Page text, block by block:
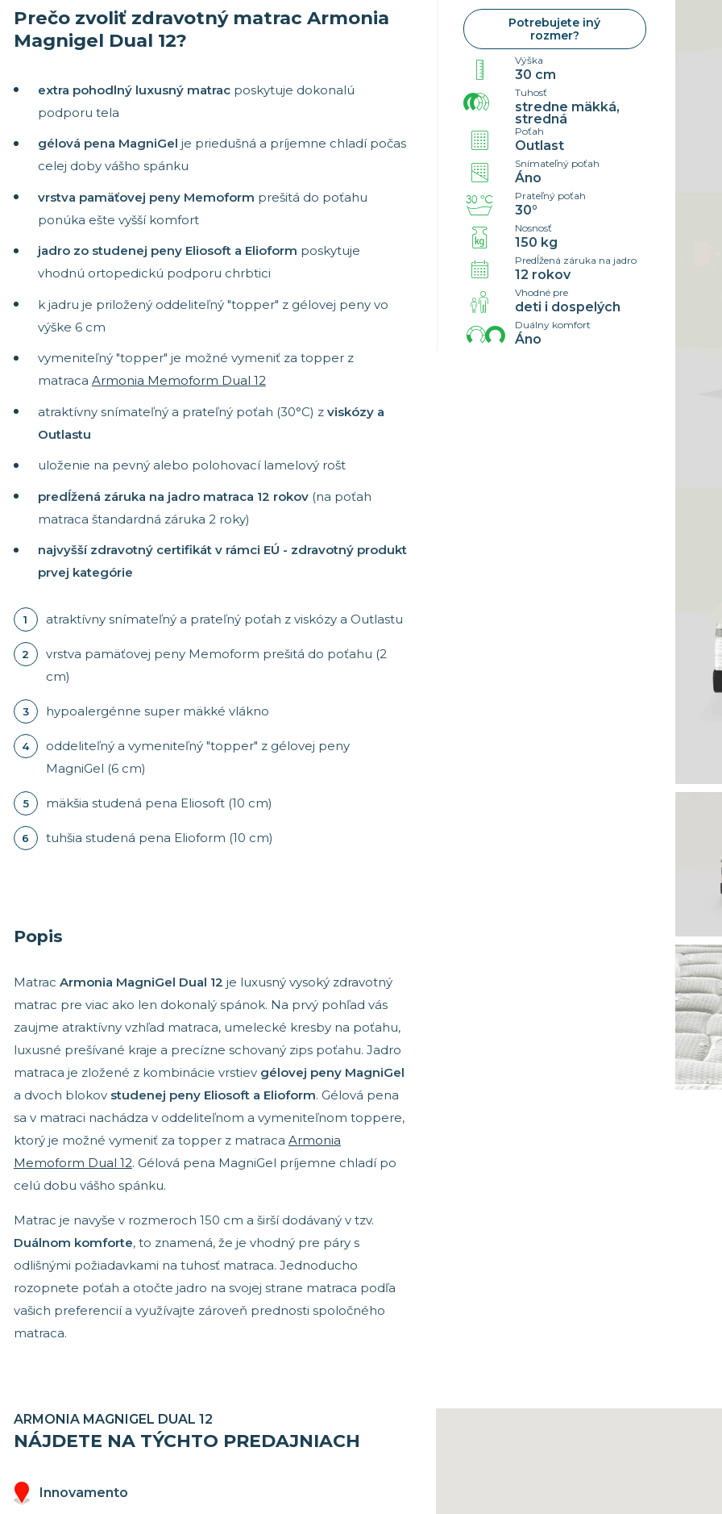
Stredne tuhé matrace
Tuhé matrace
Matrace 195×85 cm
Náhradné poťahy
Cenník
Prečo zvoliť zdravotný matrac Armonia
Magnigel Dual 12?
extra pohodlný luxusný matrac poskytuje dokonalú
podporu tela
gélová pena MagniGel je priedušná a príjemne chladí počas
celej doby vášho spánku
vrstva pamäťovej peny Memoform prešitá do poťahu
ponúka ešte vyšší komfort
jadro zo studenej peny Eliosoft a Elioform poskytuje
vhodnú ortopedickú podporu chrbtici
k jadru je priložený oddeliteľný "topper" z gélovej peny vo
výške 6 cm
vymeniteľný "topper" je možné vymeniť za topper z
matraca Armonia Memoform Dual 12
atraktívny snímateľný a prateľný poťah (30°C) z viskózy a
Outlastu
uloženie na pevný alebo polohovací lamelový rošt
predĺžená záruka na jadro matraca 12 rokov(na poťah
matraca štandardná záruka 2 roky)
najvyšší zdravotný certifikát v rámci EÚ - zdravotný produkt
prvej kategórie
atraktívny snímateľný a prateľný poťah z viskózy a Outlastu
vrstva pamäťovej peny Memoform prešitá do poťahu (2
cm)
hypoalergénne super mäkké vlákno
oddeliteľný a vymeniteľný "topper" z gélovej peny
MagniGel (6 cm)
mäkšia studená pena Eliosoft (10 cm)
tuhšia studená pena Elioform (10 cm)
Popis
Matrac Armonia MagniGel Dual 12 je luxusný vysoký zdravotný
matrac pre viac ako len dokonalý spánok. Na prvý pohľad vás
zaujme atraktívny vzhľad matraca, umelecké kresby na poťahu,
luxusné prešívané kraje a precízne schovaný zips poťahu. Jadro
matraca je zložené z kombinácie vrstievgélovej peny MagniGel
a dvoch blokov studenej peny Eliosoft a Elioform. Gélová pena
sa v matraci nachádza v oddeliteľnom a vymeniteľnom toppere,
ktorý je možné vymeniť za topper z matraca Armonia
Memoform Dual 12. Gélová pena MagniGel príjemne chladí po
celú dobu vášho spánku.
Matrac je navyše v rozmeroch 150 cm a širší dodávaný v tzv.
Duálnom komforte, to znamená, že je vhodný pre páry s
odlišnými požiadavkami na tuhosť matraca. Jednoducho
rozopnete poťah a otočte jadro na svojej strane matraca podľa
vašich preferencií a využívajte zároveň prednosti spoločného
matraca.
Potrebujete iný
rozmer?
Výška
30 cm
Tuhosť
stredne mäkká,
stredná
Poťah
Outlast
Snímateľný poťah
Áno
Prateľný poťah
30°
Nosnosť
150 kg
Predĺžená záruka na jadro
12 rokov
Vhodné pre
deti i dospelých
Duálny komfort
Áno
ARMONIA MAGNIGEL DUAL 12
NÁJDETE NA TÝCHTO PREDAJNIACH
Innovamento